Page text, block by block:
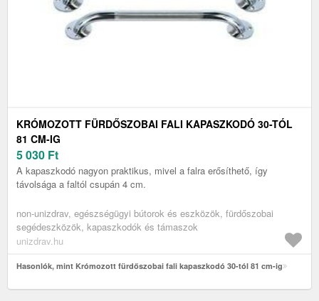
KRÓMOZOTT FÜRDŐSZOBAI FALI KAPASZKODÓ 30-TÓL
81 CM-IG
5 030 Ft
A kapaszkodó nagyon praktikus, mivel a falra erősíthető, így
távolsága a faltól csupán 4 cm.
non-unizdrav, egészségügyi bútorok és eszközök, fürdőszobai
segédeszközök, kapaszkodók és támaszok
unizdrav.hu
Hasonlók, mint Krómozott fürdőszobai fali kapaszkodó 30-tól 81 cm-ig